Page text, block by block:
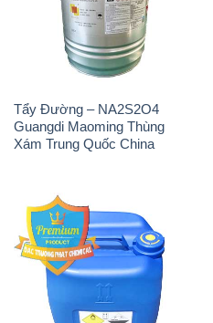
Tẩy Đường – NA2S2O4
Guangdi Maoming Thùng
Xám Trung Quốc China